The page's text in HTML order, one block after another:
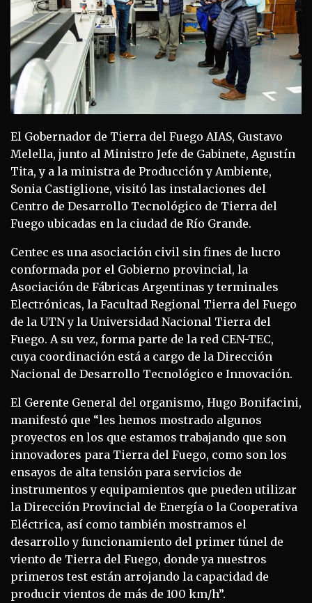
El Gobernador de Tierra del Fuego AIAS, Gustavo
Melella, junto al Ministro Jefe de Gabinete, Agustín
Tita, y a la ministra de Producción y Ambiente,
Sonia Castiglione, visitó las instalaciones del
Centro de Desarrollo Tecnológico de Tierra del
Fuego ubicadas en la ciudad de Río Grande.
Centec es una asociación civil sin fines de lucro
conformada por el Gobierno provincial, la
Asociación de Fábricas Argentinas y terminales
Electrónicas, la Facultad Regional Tierra del Fuego
de la UTN y la Universidad Nacional Tierra del
Fuego. A su vez, forma parte de la red CEN-TEC,
cuya coordinación está a cargo de la Dirección
Nacional de Desarrollo Tecnológico e Innovación.
El Gerente General del organismo, Hugo Bonifacini,
manifestó que “les hemos mostrado algunos
proyectos en los que estamos trabajando que son
innovadores para Tierra del Fuego, como son los
ensayos de alta tensión para servicios de
instrumentos y equipamientos que pueden utilizar
la Dirección Provincial de Energía o la Cooperativa
Eléctrica, así como también mostramos el
desarrollo y funcionamiento del primer túnel de
viento de Tierra del Fuego, donde ya nuestros
primeros test están arrojando la capacidad de
producir vientos de más de 100 km/h”.